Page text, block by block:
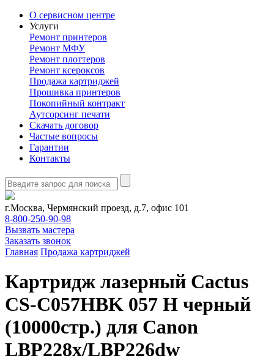
О сервисном центре
Услуги
Ремонт принтеров
Ремонт МФУ
Ремонт плоттеров
Ремонт ксероксов
Продажа картриджей
Прошивка принтеров
Покопийный контракт
Аутсорсинг печати
Скачать договор
Частые вопросы
Гарантии
Контакты
г.Москва, Чермянский проезд, д.7, офис 101
8-800-250-90-98
Вызвать мастера
Заказать звонок
Главная Продажа картриджей
Картридж лазерный Cactus
CS-C057HBK 057 H черный
(10000стр.) для Canon
LBP228x/LBP226dw